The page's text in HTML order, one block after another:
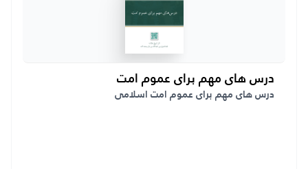
درس های مهم برای عموم امت
درس های مهم برای عموم امت اسلامی